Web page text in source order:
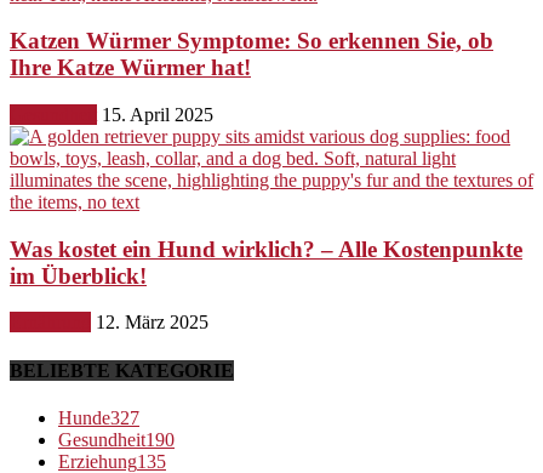
Katzen Würmer Symptome: So erkennen Sie, ob
Ihre Katze Würmer hat!
15. April 2025
Was kostet ein Hund wirklich? – Alle Kostenpunkte
im Überblick!
12. März 2025
BELIEBTE KATEGORIE
Hunde327
Gesundheit190
Erziehung135